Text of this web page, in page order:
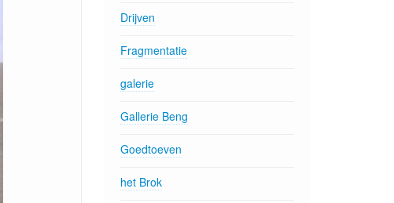
Drijven
Fragmentatie
galerie
Gallerie Beng
Goedtoeven
het Brok